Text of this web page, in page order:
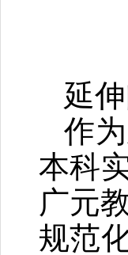
延
作
本科
广元
规范